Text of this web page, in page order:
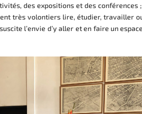
des expositions et des conférences
très volontiers lire, étudier, travailler
l’envie d’y aller et en faire un